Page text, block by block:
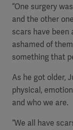
“One surgery
and the other
scars have been
ashamed of
something that
As he got older,
physical,
and who we are.
“We all have